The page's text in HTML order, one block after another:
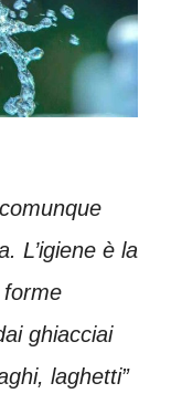
L’igiene è la
forme
ghiacciai
laghetti”